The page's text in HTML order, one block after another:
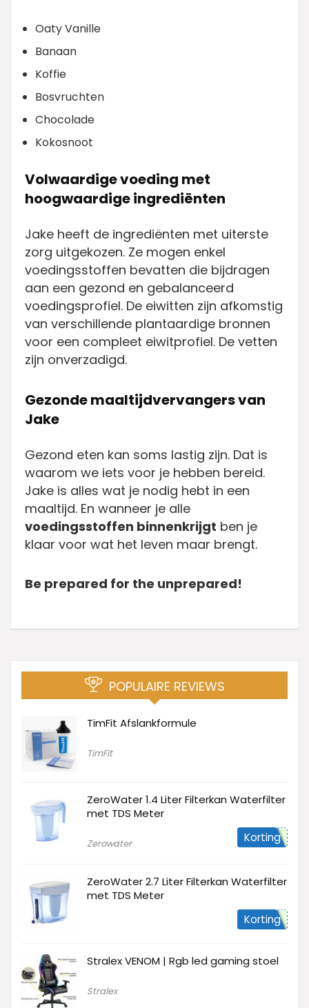
Oaty Vanille
Banaan
Koffie
Bosvruchten
Chocolade
Kokosnoot
Volwaardige voeding met
hoogwaardige ingrediënten
Jake heeft de ingrediënten met uiterste
zorg uitgekozen. Ze mogen enkel
voedingsstoffen bevatten die bijdragen
aan een gezond en gebalanceerd
voedingsprofiel. De eiwitten zijn afkomstig
van verschillende plantaardige bronnen
voor een compleet eiwitprofiel. De vetten
zijn onverzadigd.
Gezonde maaltijdvervangers van
Jake
Gezond eten kan soms lastig zijn. Dat is
waarom we iets voor je hebben bereid.
Jake is alles wat je nodig hebt in een
maaltijd. En wanneer je alle
voedingsstoffen binnenkrijgt ben je
klaar voor wat het leven maar brengt.
Be prepared for the unprepared!
POPULAIRE REVIEWS
TimFit Afslankformule
TimFit
ZeroWater 1.4 Liter Filterkan Waterfilter
met TDS Meter
Zerowater Korting
ZeroWater 2.7 Liter Filterkan Waterfilter
met TDS Meter
Korting
Stralex VENOM | Rgb led gaming stoel
Stralex